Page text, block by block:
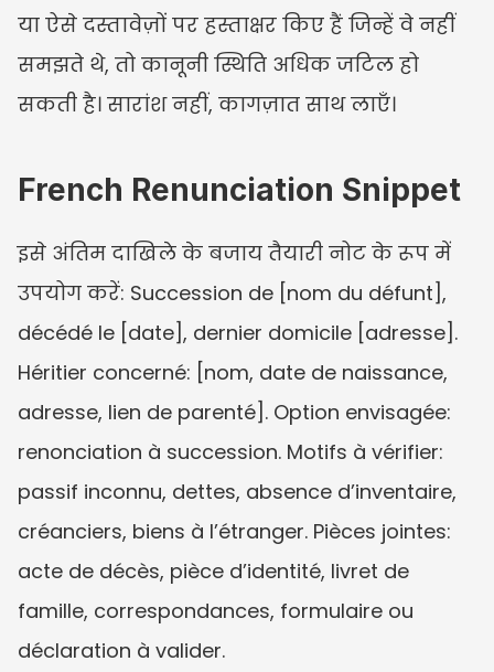
या ऐसे दस्तावेज़ों पर हस्ताक्षर किए हैं जिन्हें वे नहीं
समझते थे, तो कानूनी स्थिति अधिक जटिल हो
सकती है। सारांश नहीं, कागज़ात साथ लाएँ।
French Renunciation Snippet
इसे अंतिम दाखिले के बजाय तैयारी नोट के रूप में
उपयोग करें: Succession de [nom du défunt],
décédé le [date], dernier domicile [adresse].
Héritier concerné: [nom, date de naissance,
adresse, lien de parenté]. Option envisagée:
renonciation à succession. Motifs à vérifier:
passif inconnu, dettes, absence d’inventaire,
créanciers, biens à l’étranger. Pièces jointes:
acte de décès, pièce d’identité, livret de
famille, correspondances, formulaire ou
déclaration à valider.